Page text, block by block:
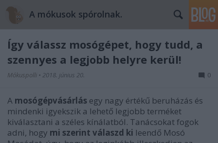
A mókusok spórolnak.
Így válassz mosógépet, hogy tudd, a
szennyes a legjobb helyre kerül!
Mókuspolli • 2018. június 20. 0
A mosógépvásárlás egy nagy értékű beruházás és
mindenki igyekszik a lehető legjobb terméket
kiválasztani a széles kínálatból. Tanácsokat fogok
adni, hogy mi szerint válaszd ki leendő Mosó